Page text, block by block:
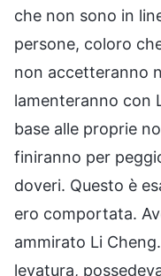
che non sono in
persone, coloro
non accetteranno
lamenteranno con
base alle proprie
finiranno per
doveri. Questo è
ero comportata.
ammirato Li
levatura,